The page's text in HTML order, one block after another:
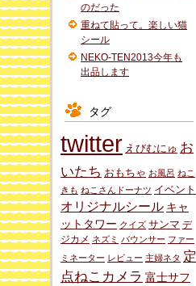
のだった
重ねて貼って。楽しい猫
シール
NEKO-TEN2013今年も
出品します
タグ
twitter えびむにゅ お
いたち おもちゃ お風呂 ねこ
きも ねこさんドーナツ イベント
オリジナルシール キャ
ットタワー クイズ サンマ デ
ジカメ ネズミ バウンサー ファー
ミネーター レビュー 主婦ネタ 定
点ねこカメラ 富士サフ